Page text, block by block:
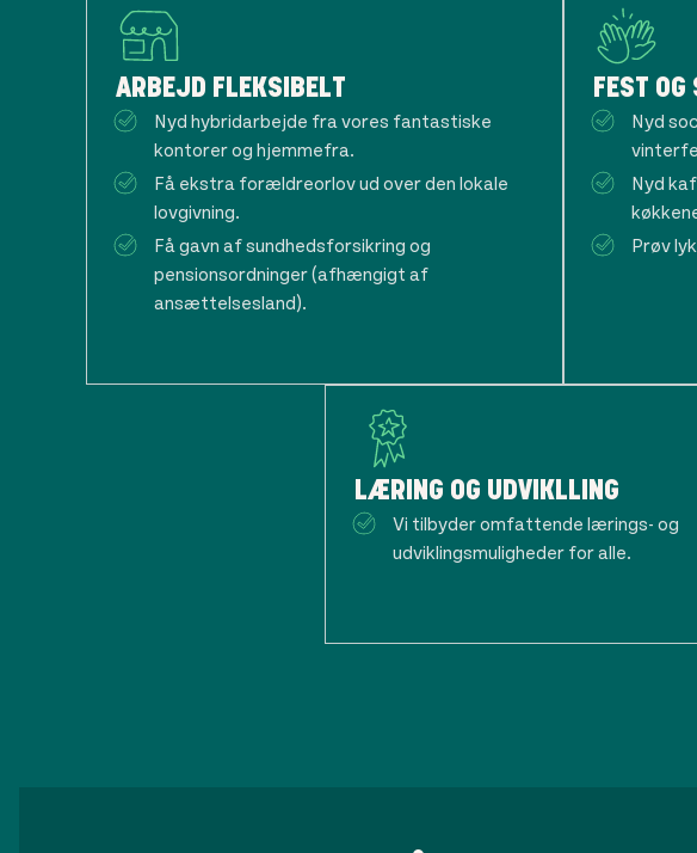
ARBEJD FLEKSIBELT
Nyd hybridarbejde fra vores fantastiske
kontorer og hjemmefra.
Få ekstra forældreorlov ud over den lokale
lovgivning.
Få gavn af sundhedsforsikring og
pensionsordninger (afhængigt af
ansættelsesland).
FEST
Nyd
Nyd
Prøv
LÆRING OG UDVIKLLING
Vi tilbyder omfattende lærings- og
udviklingsmuligheder for alle.